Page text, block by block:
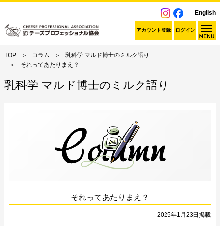
English
アカウント登録 ログイン
TOP コラム
乳科学 マルド博士のミルク語り
それってあたりまえ？
乳科学 マルド博士のミルク語り
それってあたりまえ？
2025年1月23日掲載